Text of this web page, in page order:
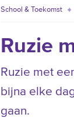
School & Toekomst
Ruzie
Ruzie met
bijna elke
gaan.